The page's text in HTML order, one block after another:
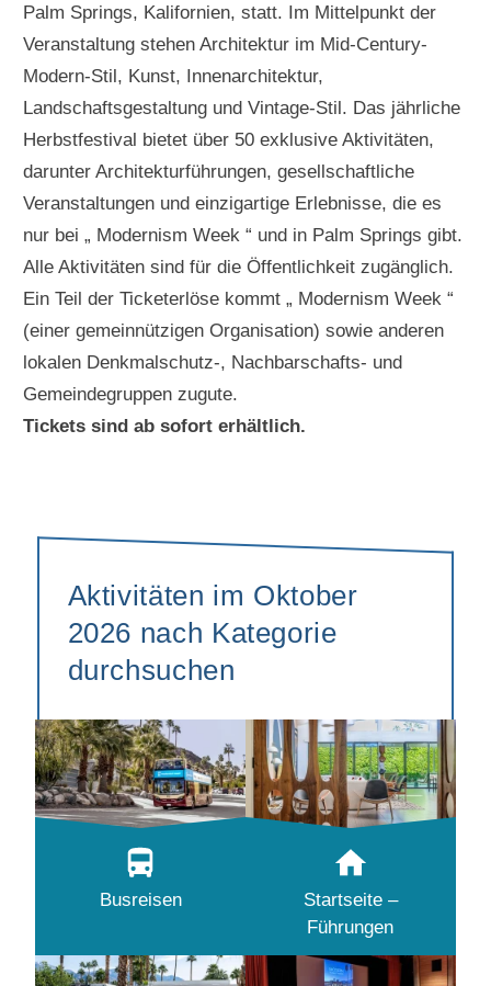
Palm Springs, Kalifornien, statt. Im Mittelpunkt der
Veranstaltung stehen Architektur im Mid-Century-
Modern-Stil, Kunst, Innenarchitektur,
Landschaftsgestaltung und Vintage-Stil. Das jährliche
Herbstfestival bietet über 50 exklusive Aktivitäten,
darunter Architekturführungen, gesellschaftliche
Veranstaltungen und einzigartige Erlebnisse, die es
nur bei „ Modernism Week “ und in Palm Springs gibt.
Alle Aktivitäten sind für die Öffentlichkeit zugänglich.
Ein Teil der Ticketerlöse kommt „ Modernism Week “
(einer gemeinnützigen Organisation) sowie anderen
lokalen Denkmalschutz-, Nachbarschafts- und
Gemeindegruppen zugute.
Tickets sind ab sofort erhältlich.
Aktivitäten im Oktober
2026 nach Kategorie
durchsuchen
Busreisen
Startseite –
Führungen